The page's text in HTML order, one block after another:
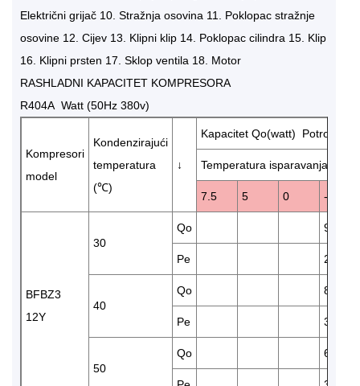
Električni grijač 10. Stražnja osovina 11. Poklopac stražnje
osovine 12. Cijev 13. Klipni klip 14. Poklopac cilindra 15. Klip
16. Klipni prsten 17. Sklop ventila 18. Motor
RASHLADNI KAPACITET KOMPRESORA
R404A Watt (50Hz 380v)
Kompresori
model
Kondenzirajući
temperatura
(℃)
↓
Kapacitet Qo(watt) Potrošnja
Temperatura isparavanja (℃)
7.5 5 0 -5
BFBZ3
12Y
30
Qo 9700
Pe 2.68
40
Qo 8200
Pe 3.21
50
Qo 6750